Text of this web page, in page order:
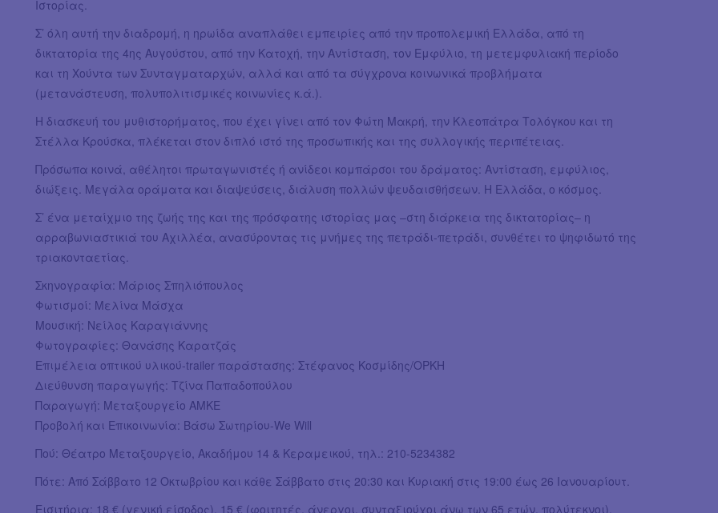
Ιστορίας.
Σ’ όλη αυτή την διαδρομή, η ηρωίδα αναπλάθει εμπειρίες από την προπολεμική Ελλάδα, από τη
δικτατορία της 4ης Αυγούστου, από την Κατοχή, την Αντίσταση, τον Εμφύλιο, τη μετεμφυλιακή περίοδο
και τη Χούντα των Συνταγματαρχών, αλλά και από τα σύγχρονα κοινωνικά προβλήματα
(μετανάστευση, πολυπολιτισμικές κοινωνίες κ.ά.).
Η διασκευή του μυθιστορήματος, που έχει γίνει από τον Φώτη Μακρή, την Κλεοπάτρα Τολόγκου και τη
Στέλλα Κρούσκα, πλέκεται στον διπλό ιστό της προσωπικής και της συλλογικής περιπέτειας.
Πρόσωπα κοινά, αθέλητοι πρωταγωνιστές ή ανίδεοι κομπάρσοι του δράματος: Αντίσταση, εμφύλιος,
διώξεις. Μεγάλα οράματα και διαψεύσεις, διάλυση πολλών ψευδαισθήσεων. Η Ελλάδα, ο κόσμος.
Σ’ ένα μεταίχμιο της ζωής της και της πρόσφατης ιστορίας μας –στη διάρκεια της δικτατορίας– η
αρραβωνιαστικιά του Αχιλλέα, ανασύροντας τις μνήμες της πετράδι-πετράδι, συνθέτει το ψηφιδωτό της
τριακονταετίας.
Σκηνογραφία: Μάριος Σπηλιόπουλος
Φωτισμοί: Μελίνα Μάσχα
Μουσική: Νείλος Καραγιάννης
Φωτογραφίες: Θανάσης Καρατζάς
Επιμέλεια οπτικού υλικού-trailer παράστασης: Στέφανος Κοσμίδης/ΟΡΚΗ
Διεύθυνση παραγωγής: Τζίνα Παπαδοπούλου
Παραγωγή: Μεταξουργείο ΑΜΚΕ
Προβολή και Eπικοινωνία: Βάσω Σωτηρίου-We Will
Πού: Θέατρο Μεταξουργείο, Ακαδήμου 14 & Κεραμεικού, τηλ.: 210-5234382
Πότε: Από Σάββατο 12 Οκτωβρίου και κάθε Σάββατο στις 20:30 και Κυριακή στις 19:00 έως 26 Ιανουαρίουτ.
Εισιτήρια: 18 € (γενική είσοδος), 15 € (φοιτητές, άνεργοι, συνταξιούχοι άνω των 65 ετών, πολύτεκνοι).